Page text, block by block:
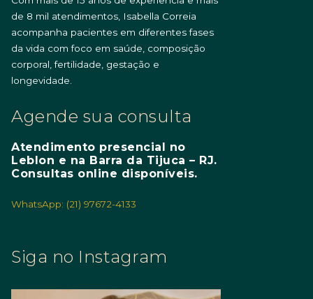
de 8 mil atendimentos, Isabella Correia
acompanha pacientes em diferentes fases
da vida com foco em saúde, composição
corporal, fertilidade, gestação e
longevidade.
Agende sua consulta
Atendimento presencial no
Leblon e na Barra da Tijuca – RJ.
Consultas online disponíveis.
WhatsApp: (21) 97672-4133
Siga no Instagram